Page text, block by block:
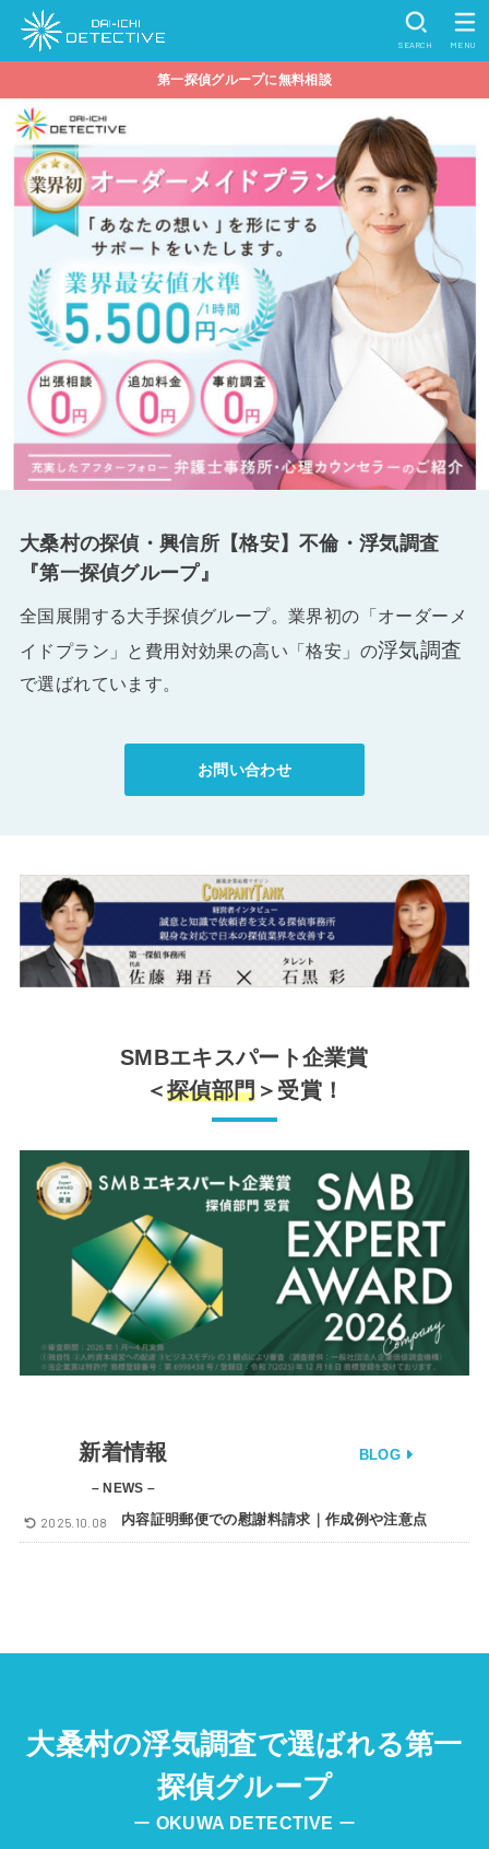
SEARCH MENU
第一探偵グループに無料相談
大桑村の探偵・興信所【格安】不倫・浮気調査
『第一探偵グループ』
全国展開する大手探偵グループ。業界初の「オーダーメ
イドプラン」と費用対効果の高い「格安」の浮気調査
で選ばれています。
お問い合わせ
SMBエキスパート企業賞
＜探偵部門 ＞受賞！
新着情報
– NEWS –
BLOG
内容証明郵便での慰謝料請求｜作成例や注意点
2025.10.08
大桑村の浮気調査で選ばれる第一
探偵グループ
ー OKUWA DETECTIVE ー